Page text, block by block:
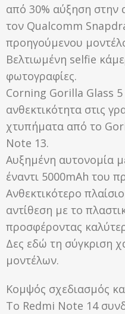
από 30% αύξηση στην
τον Qualcomm
προηγούμενου
Βελτιωμένη selfie
φωτογραφίες.
Corning Gorilla Glass
ανθεκτικότητα στις
χτυπήματα από το
Note 13.
Αυξημένη αυτονομία
έναντι 5000mAh του
Ανθεκτικότερο
αντίθεση με το
προσφέροντας
Δες εδώ τη σύγκριση
μοντέλων.
Κομψός σχεδιασμός
Το Redmi Note 14